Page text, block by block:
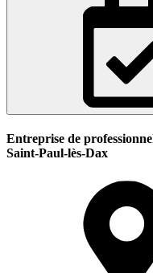
Entreprise de
Saint-Paul-lès-Dax